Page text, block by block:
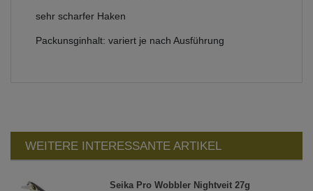
sehr scharfer Haken
Packunsginhalt: variert je nach Ausführung
WEITERE INTERESSANTE ARTIKEL
Seika Pro Wobbler Nightveit 27g